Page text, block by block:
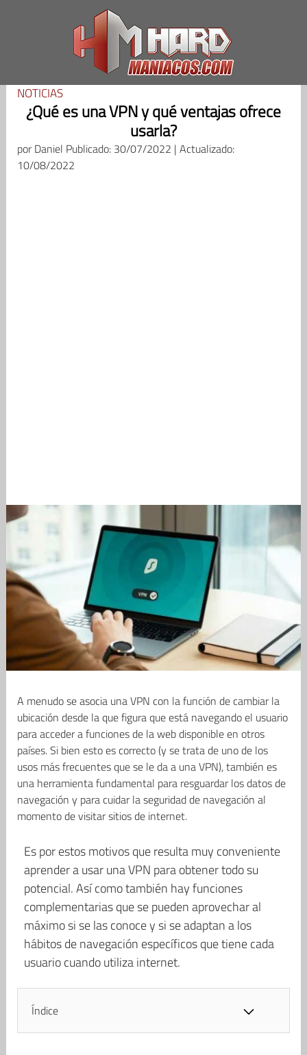
NOTICIAS
¿Qué es una VPN y qué ventajas ofrece
usarla?
porDaniel Publicado: 30/07/2022 | Actualizado:
10/08/2022
A menudo se asocia una VPN con la función de cambiar la
ubicación desde la que figura que está navegando el usuario
para acceder a funciones de la web disponible en otros
países. Si bien esto es correcto (y se trata de uno de los
usos más frecuentes que se le da a una VPN), también es
una herramienta fundamental para resguardar los datos de
navegación y para cuidar la seguridad de navegación al
momento de visitar sitios de internet.
Es por estos motivos que resulta muy conveniente
aprender a usar una VPN para obtener todo su
potencial. Así como también hay funciones
complementarias que se pueden aprovechar al
máximo si se las conoce y si se adaptan a los
hábitos de navegación específicos que tiene cada
usuario cuando utiliza internet.
Índice